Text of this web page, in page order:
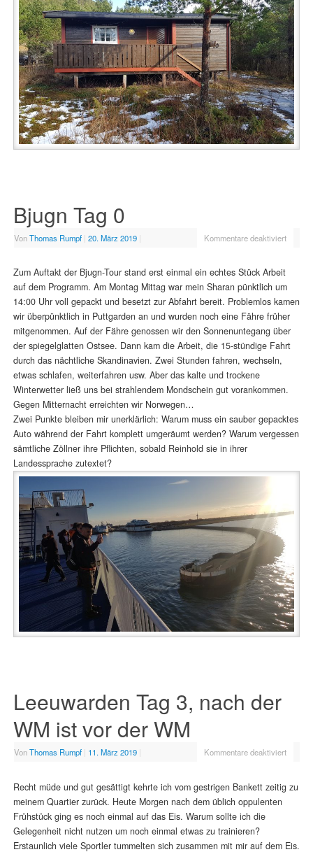
Bjugn Tag 0
VonThomas Rumpf | 20. März 2019 | Kommentare deaktiviert
Zum Auftakt der Bjugn-Tour stand erst einmal ein echtes Stück Arbeit
auf dem Programm. Am Montag Mittag war mein Sharan pünktlich um
14:00 Uhr voll gepackt und besetzt zur Abfahrt bereit. Problemlos kamen
wir überpünktlich in Puttgarden an und wurden noch eine Fähre früher
mitgenommen. Auf der Fähre genossen wir den Sonnenuntegang über
der spiegelglatten Ostsee. Dann kam die Arbeit, die 15-stündige Fahrt
durch das nächtliche Skandinavien. Zwei Stunden fahren, wechseln,
etwas schlafen, weiterfahren usw. Aber das kalte und trockene
Winterwetter ließ uns bei strahlendem Mondschein gut vorankommen.
Gegen Mitternacht erreichten wir Norwegen…
Zwei Punkte bleiben mir unerklärlich: Warum muss ein sauber gepacktes
Auto während der Fahrt komplett umgeräumt werden? Warum vergessen
sämtliche Zöllner ihre Pflichten, sobald Reinhold sie in ihrer
Landessprache zutextet?
Leeuwarden Tag 3, nach der
WM ist vor der WM
VonThomas Rumpf | 11. März 2019 | Kommentare deaktiviert
Recht müde und gut gesättigt kehrte ich vom gestrigen Bankett zeitig zu
meinem Quartier zurück. Heute Morgen nach dem üblich oppulenten
Frühstück ging es noch einmal auf das Eis. Warum sollte ich die
Gelegenheit nicht nutzen um noch einmal etwas zu trainieren?
Erstaunlich viele Sportler tummelten sich zusammen mit mir auf dem Eis.